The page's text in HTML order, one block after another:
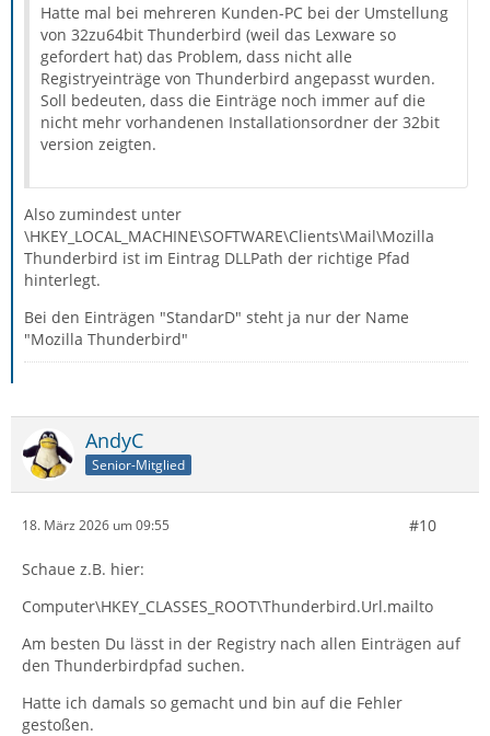
Hatte mal bei mehreren Kunden-PC bei der Umstellung
von 32zu64bit Thunderbird (weil das Lexware so
gefordert hat) das Problem, dass nicht alle
Registryeinträge von Thunderbird angepasst wurden.
Soll bedeuten, dass die Einträge noch immer auf die
nicht mehr vorhandenen Installationsordner der 32bit
version zeigten.
Also zumindest unter
\HKEY_LOCAL_MACHINE\SOFTWARE\Clients\Mail\Mozilla
Thunderbird ist im Eintrag DLLPath der richtige Pfad
hinterlegt.
Bei den Einträgen "StandarD" steht ja nur der Name
"Mozilla Thunderbird"
AndyC
Senior-Mitglied
18. März 2026 um 09:55 #10
Schaue z.B. hier:
Computer\HKEY_CLASSES_ROOT\Thunderbird.Url.mailto
Am besten Du lässt in der Registry nach allen Einträgen auf
den Thunderbirdpfad suchen.
Hatte ich damals so gemacht und bin auf die Fehler
gestoßen.